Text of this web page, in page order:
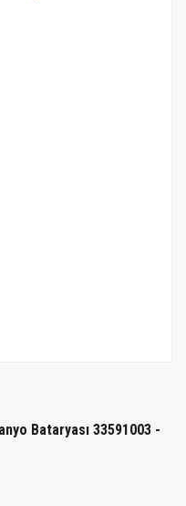
Bataryası 33591003 -